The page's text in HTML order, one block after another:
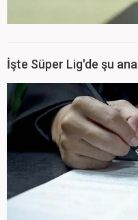
İşte Süper Lig'de şu